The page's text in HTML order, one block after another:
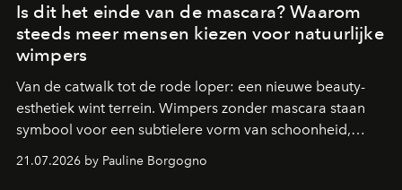
Is dit het einde van de mascara? Waarom
steeds meer mensen kiezen voor natuurlijke
wimpers
Van de catwalk tot de rode loper: een nieuwe beauty-
esthetiek wint terrein. Wimpers zonder mascara staan
symbool voor een subtielere vorm van schoonheid,
waarin zelfvertrouwen belangrijker is dan een overvloed
aan make-up.
21.07.2026 by Pauline Borgogno